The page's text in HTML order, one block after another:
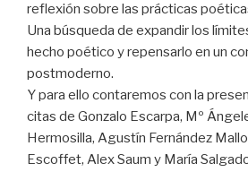
reflexión sobre las prácticas
Una búsqueda de expandir los
hecho poético y repensarlo en un
postmoderno.
Y para ello contaremos con la
citas de Gonzalo Escarpa, Mº
Hermosilla, Agustín Fernández
Escoffet, Alex Saum y María